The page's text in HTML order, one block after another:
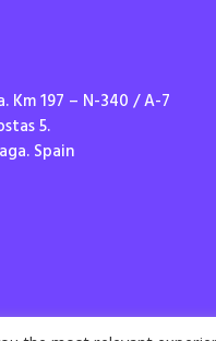
Km 197 – N-340 / A-7
5.
Spain